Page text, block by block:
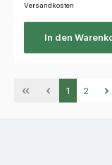
Versandkosten
In den
Seite
1 Seite
2